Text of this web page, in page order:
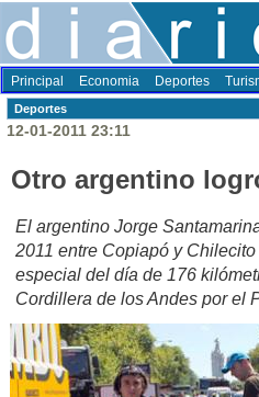
Principal Economia Deportes
Deportes
12-01-2011 23:11
Otro argentino
El argentino Jorge
2011 entre Copiapó y
especial del día de 176
Cordillera de los Andes por el